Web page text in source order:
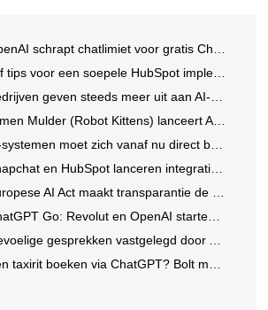
schrapt chatlimiet voor gratis ChatGPT-gebruikers
tips voor een soepele HubSpot implementatie
geven steeds meer uit aan AI-native tools: Anthropic grootste stijger, OpenAI koploper
Mulder (Robot Kittens) lanceert AI-assisted softwarebedrijf aiaicaptain
moet zich vanaf nu direct bekendmaken
en HubSpot lanceren integratie voor soepelere leadconversie
AI Act maakt transparantie de nieuwe standaard voor AI
Go: Revolut en OpenAI starten internationale samenwerking
gesprekken vastgelegd door AI: Kind & meer, Zij aan Zij en Aventurijn kiezen voor Notizy
boeken via ChatGPT? Bolt maakt het mogelijk